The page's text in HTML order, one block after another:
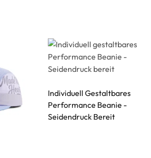
Individuell Gestaltbares
Performance Beanie -
Seidendruck Bereit